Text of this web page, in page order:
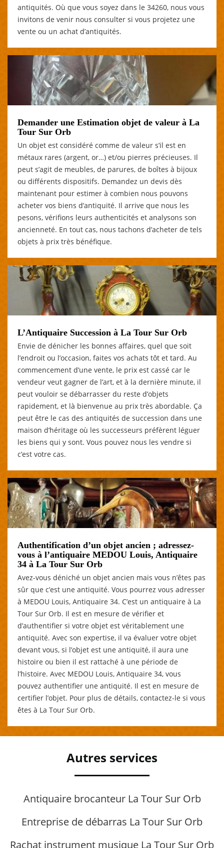
antiquités. Où que vous soyez dans le 34260, nous vous
invitons de venir nous consulter si vous projetez une
vente ou un achat d’antiquités.
Demander une Estimation objet de valeur à La
Tour Sur Orb
Un objet est considéré comme de valeur s’il est en
métaux rares (argent, or…) et/ou pierres précieuses. Il
peut s’agit de meubles, de parures, de boîtes à bijoux
ou différents dispositifs. Demandez un devis dès
maintenant pour estimer à combien nous pouvons
acheter vos biens d’antiquité. Il arrive que nous les
pesons, vérifions leurs authenticités et analysons son
ancienneté. En tout cas, nous tachons d’acheter de tels
objets à prix très bénéfique.
L’Antiquaire Succession à La Tour Sur Orb
Envie de dénicher les bonnes affaires, quel que soit
l’endroit ou l’occasion, faites vos achats tôt et tard. Au
commencement d’une vente, le prix est cassé car le
vendeur veut gagner de l’art, et à la dernière minute, il
peut vouloir se débarrasser du reste d’objets
rapidement, et là bienvenue au prix très abordable. Ça
peut être le cas des antiquités de succession dans une
maison d’héritage où les successeurs préfèrent léguer
les biens qui y sont. Vous pouvez nous les vendre si
c’est votre cas.
Authentification d’un objet ancien ; adressez-
vous à l’antiquaire MEDOU Louis, Antiquaire
34 à La Tour Sur Orb
Avez-vous déniché un objet ancien mais vous n’êtes pas
sûr que c’est une antiquité. Vous pourrez vous adresser
à MEDOU Louis, Antiquaire 34. C’est un antiquaire à La
Tour Sur Orb. Il est en mesure de vérifier et
d’authentifier si votre objet est véritablement une
antiquité. Avec son expertise, il va évaluer votre objet
devant vous, si l’objet est une antiquité, il aura une
histoire ou bien il est rattaché à une période de
l’histoire. Avec MEDOU Louis, Antiquaire 34, vous
pouvez authentifier une antiquité. Il est en mesure de
certifier l’objet. Pour plus de détails, contactez-le si vous
êtes à La Tour Sur Orb.
Autres services
Antiquaire brocanteur La Tour Sur Orb
Entreprise de débarras La Tour Sur Orb
Rachat instrument musique La Tour Sur Orb